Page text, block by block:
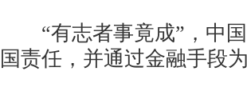
“有志者事竟成”，中国
国责任，并通过金融手段